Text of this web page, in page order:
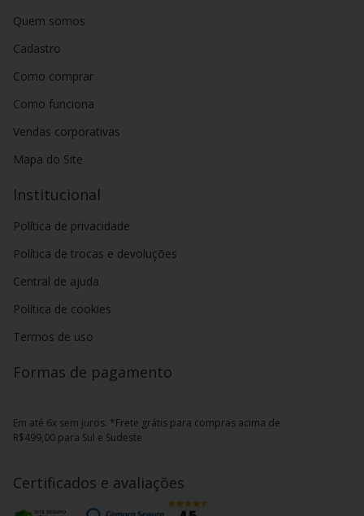
Quem somos
Cadastro
Como comprar
Como funciona
Vendas corporativas
Mapa do Site
Institucional
Política de privacidade
Política de trocas e devoluções
Central de ajuda
Política de cookies
Termos de uso
Formas de pagamento
Em até 6x sem juros. *Frete grátis para compras acima de
R$499,00 para Sul e Sudeste
Certificados e avaliações